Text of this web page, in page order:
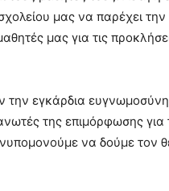
μας να παρέχει
μας για τις
εγκάρδια
της επιμόρφωσης για
να δούμε τον